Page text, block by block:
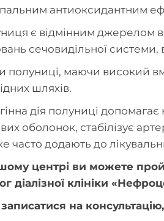
антиоксидантним
є відмінним джерелом
сечовидільної
полуниці, маючи високий
шляхів.
дія полуниці
оболонок, стабілізує
часто додають до
центрі ви можете
діалізної клініки
на